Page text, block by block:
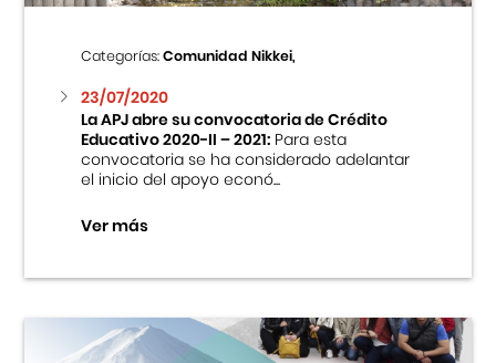
Categorías:Comunidad Nikkei,
23/07/2020
La APJ abre su convocatoria de Crédito
Educativo 2020-II – 2021:Para esta
convocatoria se ha considerado adelantar
el inicio del apoyo econó...
Ver más